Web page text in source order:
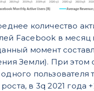
количество
Facebook в месяц
момент
Земли). При этом
пользователя
в 3q 2021 года